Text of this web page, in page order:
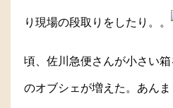
り現場の段取りをしたり。。
頃、佐川急便さんが小さい
のオブシェが増えた。あん